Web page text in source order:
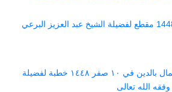
درجات الجنة 29 محرم 1448 مقطع لفضيلة الشيخ عبد العزيز البرعي
الخطوات العملية في الكمال بالدين في ١٠ صفر ١٤٤٨ خطبة لفضيلة
الله تعالى